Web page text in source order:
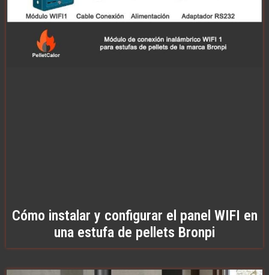
Cómo instalar y configurar el panel WIFI en
una estufa de pellets Bronpi